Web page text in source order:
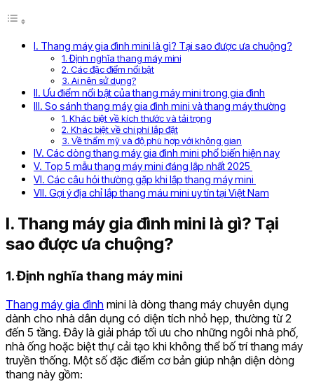
I. Thang máy gia đình mini là gì? Tại sao được ưa chuộng?
1. Định nghĩa thang máy mini
2. Các đặc điểm nổi bật
3. Ai nên sử dụng?
II. Ưu điểm nổi bật của thang máy mini trong gia đình
III. So sánh thang máy gia đình mini và thang máy thường
1. Khác biệt về kích thước và tải trọng
2. Khác biệt về chi phí lắp đặt
3. Về thẩm mỹ và độ phù hợp với không gian
IV. Các dòng thang máy gia đình mini phổ biến hiện nay
V. Top 5 mẫu thang máy mini đáng lắp nhất 2025
VI. Các câu hỏi thường gặp khi lắp thang máy mini
VII. Gợi ý địa chỉ lắp thang máu mini uy tín tại Việt Nam
I. Thang máy gia đình mini là gì? Tại
sao được ưa chuộng?
1. Định nghĩa thang máy mini
Thang máy gia đình mini là dòng thang máy chuyên dụng
dành cho nhà dân dụng có diện tích nhỏ hẹp, thường từ 2
đến 5 tầng. Đây là giải pháp tối ưu cho những ngôi nhà phố,
nhà ống hoặc biệt thự cải tạo khi không thể bố trí thang máy
truyền thống. Một số đặc điểm cơ bản giúp nhận diện dòng
thang này gồm: